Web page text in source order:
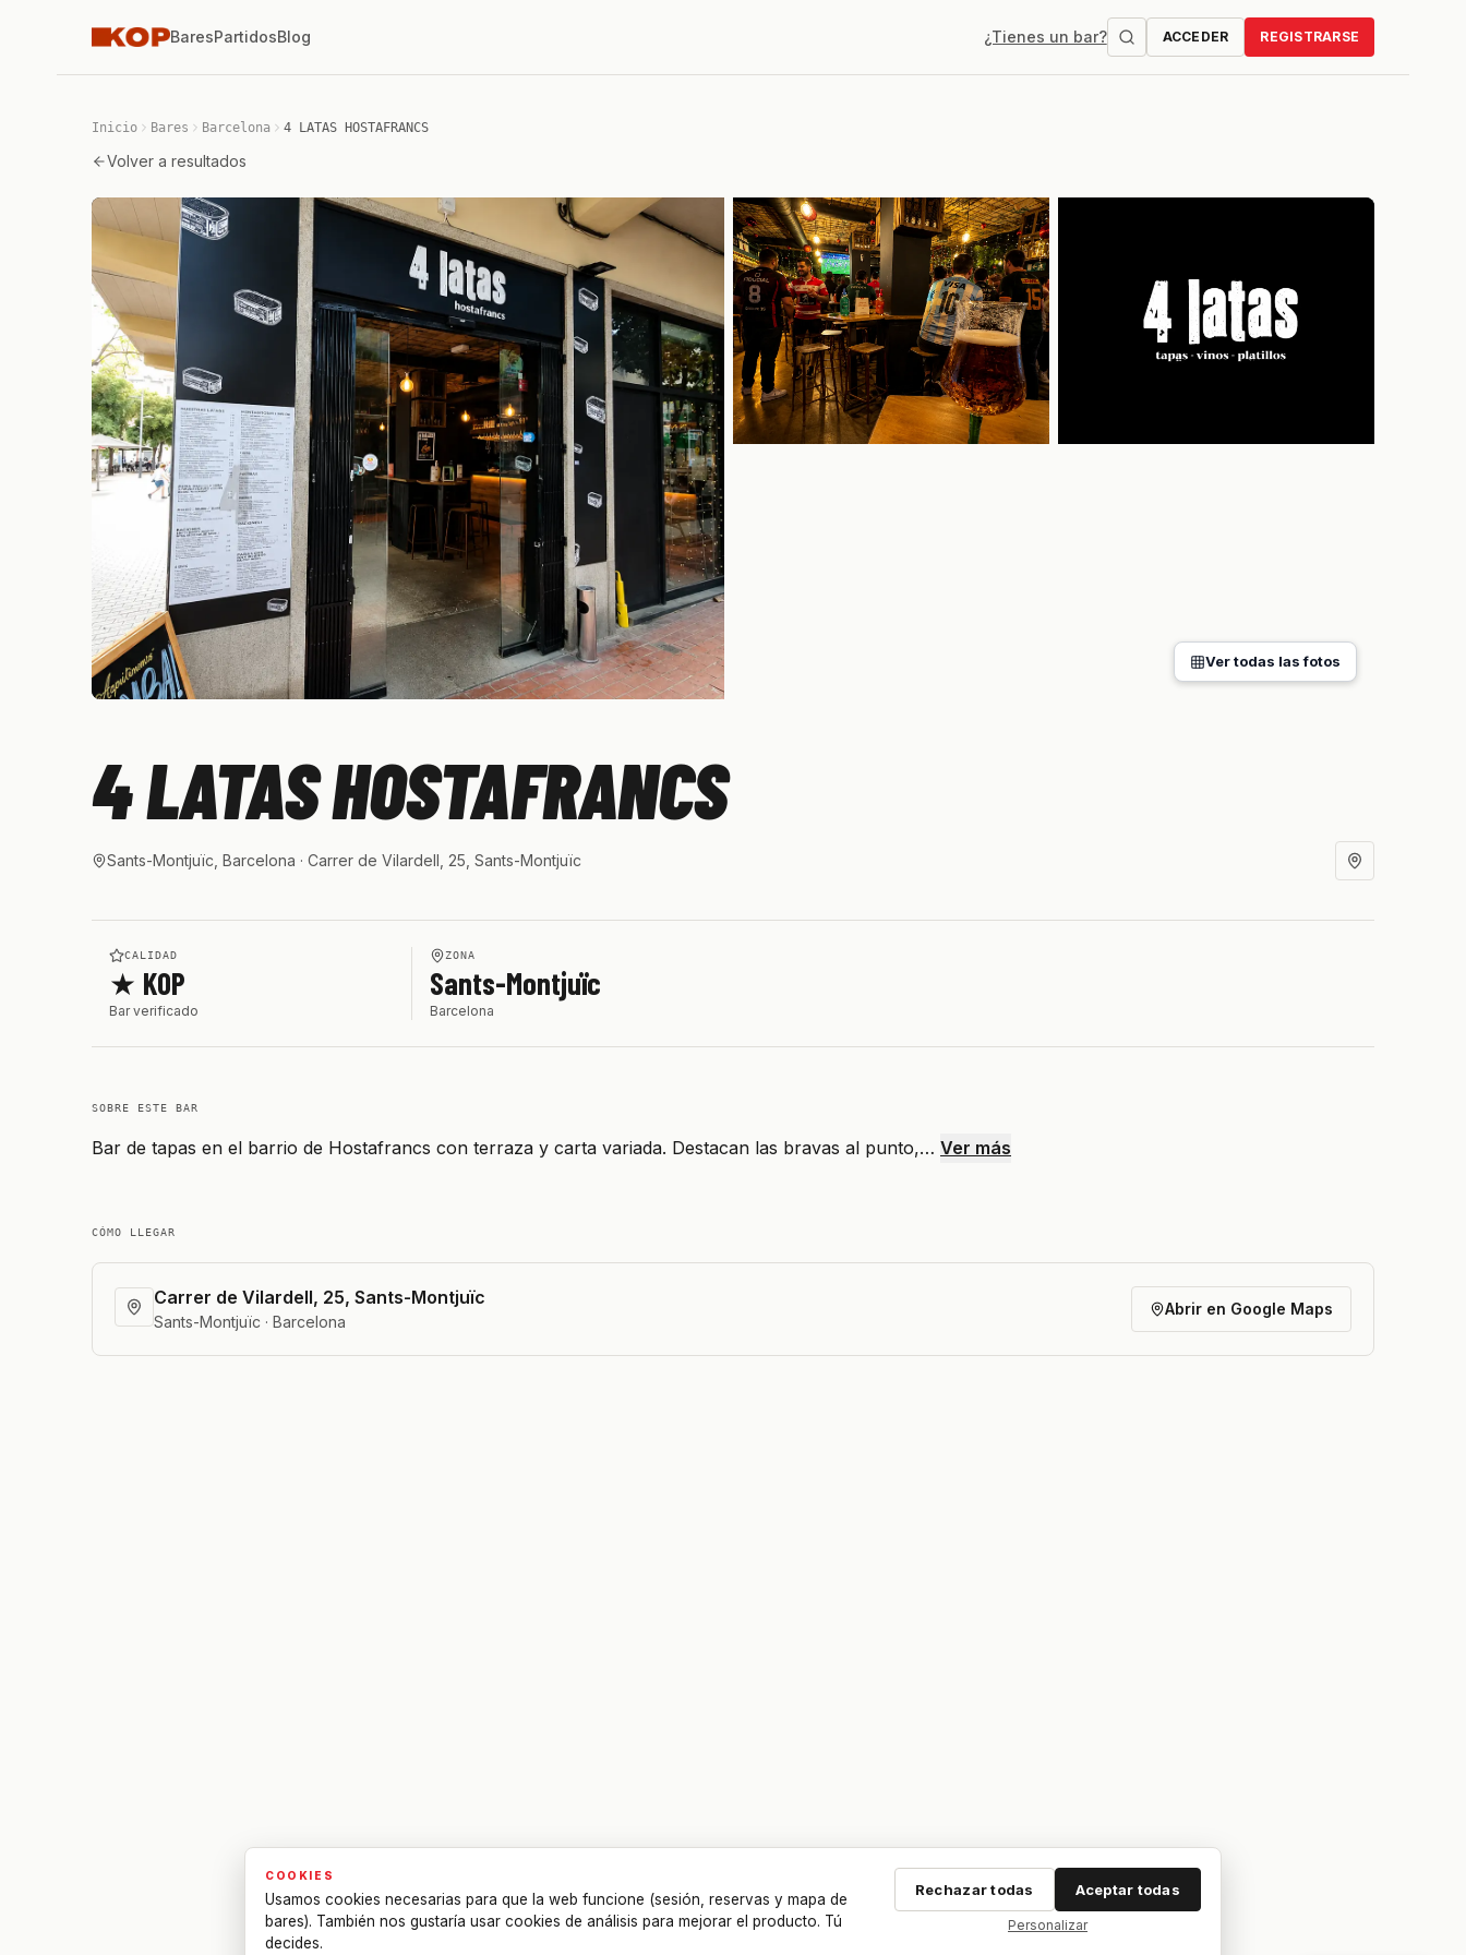
BaresPartidosBlog ¿Tienes un bar? ACCEDER REGISTRARSE
Inicio Bares Barcelona 4 LATAS HOSTAFRANCS
Volver a resultados
Ver todas las fotos
4 LATAS HOSTAFRANCS
Sants-Montjuïc, Barcelona · Carrer de Vilardell, 25, Sants-Montjuïc
CALIDAD
★ KOP
Bar verificado
ZONA
Sants-Montjuïc
Barcelona
SOBRE ESTE BAR
Bar de tapas en el barrio de Hostafrancs con terraza y carta variada. Destacan las bravas al punto,… Ver más
CÓMO LLEGAR
Carrer de Vilardell, 25, Sants-Montjuïc
Sants-Montjuïc · Barcelona
Abrir en Google Maps
COOKIES
Usamos cookies necesarias para que la web funcione (sesión, reservas y mapa de
bares). También nos gustaría usar cookies de análisis para mejorar el producto. Tú
decides.
Rechazar todas Aceptar todas
Personalizar